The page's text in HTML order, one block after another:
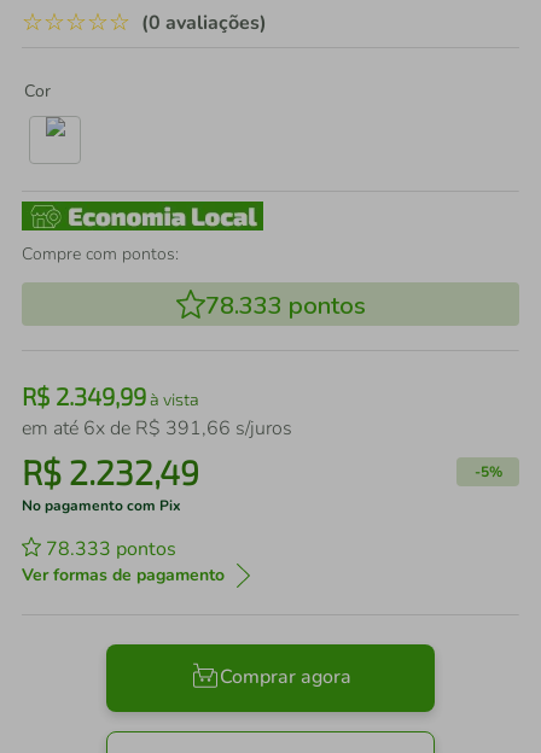
☆☆☆☆☆ (0 avaliações)
Cor
Compre com pontos:
78.333 pontos
R$ 2.349,99à vista
em até 6x de R$ 391,66 s/juros
R$ 2.232,49 -5%
No pagamento com Pix
78.333 pontos
Ver formas de pagamento
Comprar agora